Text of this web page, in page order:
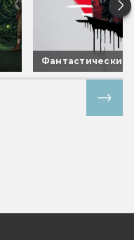
Фантастические